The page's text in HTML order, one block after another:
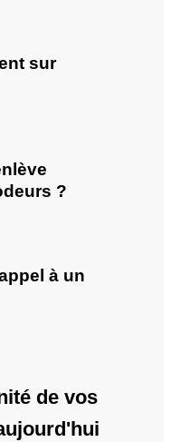
sur
?
à un
de vos